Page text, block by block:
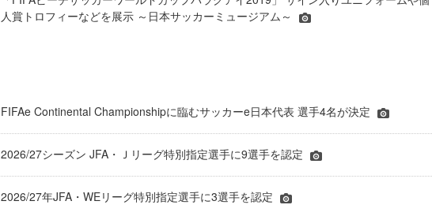
人賞トロフィーなどを展示 ～日本サッカーミュージアム～
FIFAe Continental Championshipに臨むサッカーe日本代表 選手4名が決定
2026/27シーズン JFA・Ｊリーグ特別指定選手に9選手を認定
2026/27年JFA・WEリーグ特別指定選手に3選手を認定